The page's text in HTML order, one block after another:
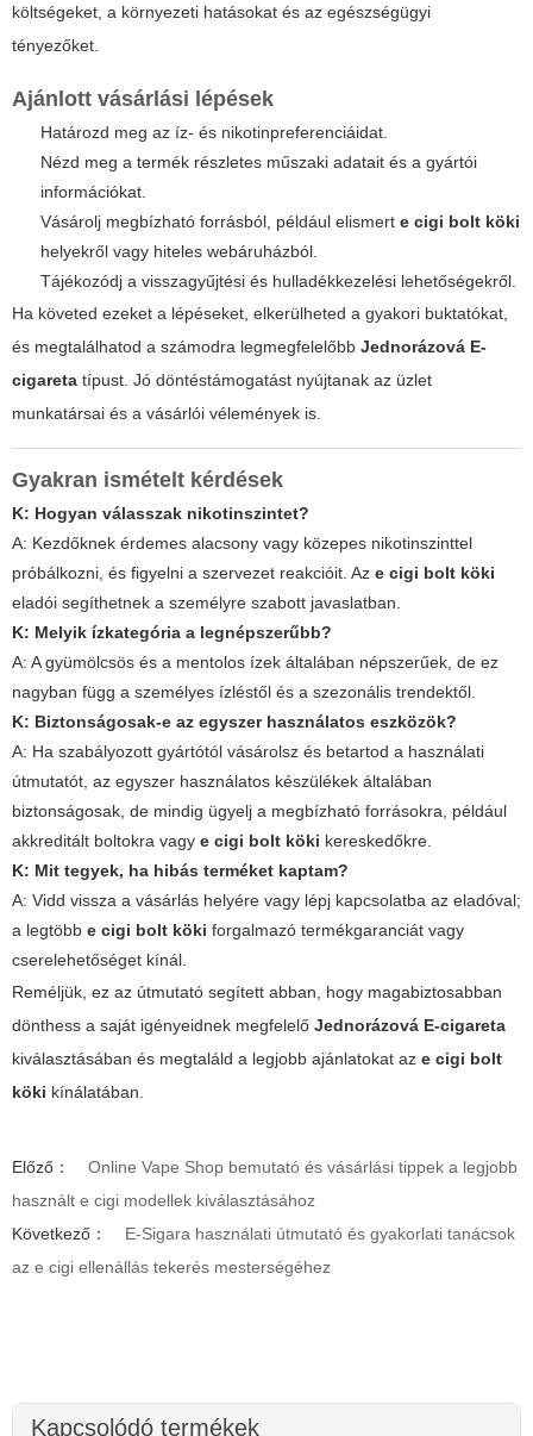
költségeket, a környezeti hatásokat és az egészségügyi
tényezőket.
Ajánlott vásárlási lépések
Határozd meg az íz- és nikotinpreferenciáidat.
Nézd meg a termék részletes műszaki adatait és a gyártói
információkat.
Vásárolj megbízható forrásból, például elismert e cigi bolt köki
helyekről vagy hiteles webáruházból.
Tájékozódj a visszagyűjtési és hulladékkezelési lehetőségekről.
Ha követed ezeket a lépéseket, elkerülheted a gyakori buktatókat,
és megtalálhatod a számodra legmegfelelőbb Jednorázová E-
cigareta típust. Jó döntéstámogatást nyújtanak az üzlet
munkatársai és a vásárlói vélemények is.
Gyakran ismételt kérdések
K: Hogyan válasszak nikotinszintet?
A: Kezdőknek érdemes alacsony vagy közepes nikotinszinttel
próbálkozni, és figyelni a szervezet reakcióit. Az e cigi bolt köki
eladói segíthetnek a személyre szabott javaslatban.
K: Melyik ízkategória a legnépszerűbb?
A: A gyümölcsös és a mentolos ízek általában népszerűek, de ez
nagyban függ a személyes ízléstől és a szezonális trendektől.
K: Biztonságosak-e az egyszer használatos eszközök?
A: Ha szabályozott gyártótól vásárolsz és betartod a használati
útmutatót, az egyszer használatos készülékek általában
biztonságosak, de mindig ügyelj a megbízható forrásokra, például
akkreditált boltokra vagy e cigi bolt köki kereskedőkre.
K: Mit tegyek, ha hibás terméket kaptam?
A: Vidd vissza a vásárlás helyére vagy lépj kapcsolatba az eladóval;
a legtöbb e cigi bolt köki forgalmazó termékgaranciát vagy
cserelehetőséget kínál.
Reméljük, ez az útmutató segített abban, hogy magabiztosabban
dönthess a saját igényeidnek megfelelő Jednorázová E-cigareta
kiválasztásában és megtaláld a legjobb ajánlatokat az e cigi bolt
köki kínálatában.
Előző：
Online Vape Shop bemutató és vásárlási tippek a legjobb
használt e cigi modellek kiválasztásához
Következő：
E-Sigara használati útmutató és gyakorlati tanácsok
az e cigi ellenállás tekerés mesterségéhez
Kapcsolódó termékek